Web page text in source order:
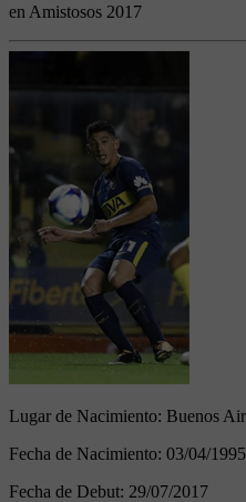
en Amistosos 2017
Lugar de Nacimiento: Buenos
Fecha de Nacimiento: 03/04/1995
Fecha de Debut: 29/07/2017